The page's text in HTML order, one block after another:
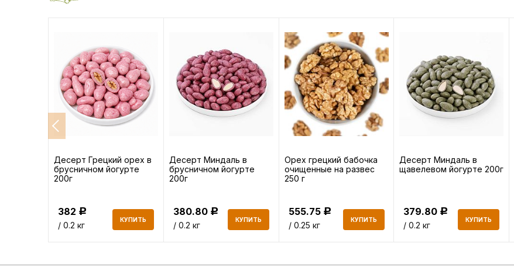
Десерт Грецкий орех в
брусничном йогурте
200г
382 Р
/ 0.2 кг
КУПИТЬ
Десерт Миндаль в
брусничном йогурте
200г
380.80 Р
/ 0.2 кг
КУПИТЬ
Орех грецкий бабочка
очищенные на развес
250 г
555.75 Р
/ 0.25 кг
КУПИТЬ
Десерт Миндаль в
щавелевом йогурте 200г
379.80 Р
/ 0.2 кг
КУПИТЬ